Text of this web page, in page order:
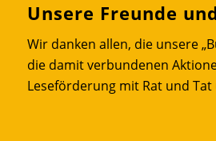
Unsere Freunde
Wir danken allen, die unsere
die damit verbundenen
Leseförderung mit Rat und